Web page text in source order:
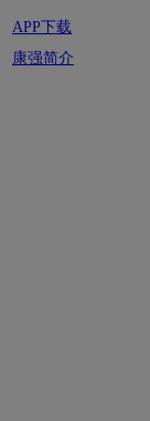
APP下载
康强简介